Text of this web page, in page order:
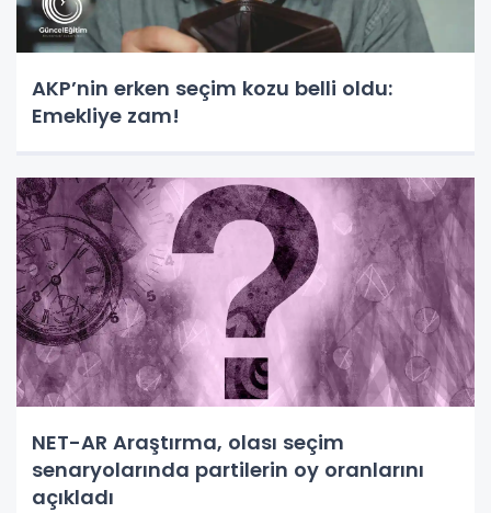
AKP’nin erken seçim kozu belli oldu:
Emekliye zam!
NET-AR Araştırma, olası seçim
senaryolarında partilerin oy oranlarını
açıkladı